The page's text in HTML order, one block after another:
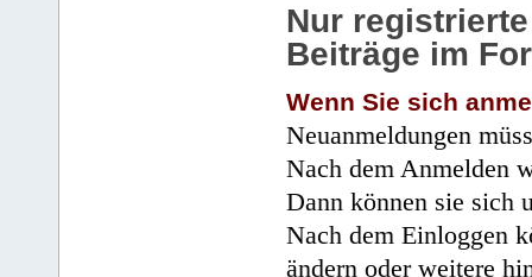
Nur
Beiträge im
Wenn Sie sich
Neuanmeldungen
Nach dem Anmelden
Dann können sie sich
Nach dem Einloggen
ändern oder weitere